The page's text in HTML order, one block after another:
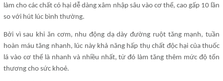
làm cho các chất có hại dễ dàng xâm nhập sâu vào cơ thể, cao gấp 10 lần
so với hút lúc bình thường.
Bởi vì sau khi ăn cơm, nhu động dạ dày đường ruột tăng mạnh, tuần
hoàn máu tăng nhanh, lúc này khả năng hấp thụ chất độc hại của thuốc
lá vào cơ thể là nhanh và nhiều nhất, từ đó làm tăng thêm mức độ tổn
thương cho sức khoẻ.